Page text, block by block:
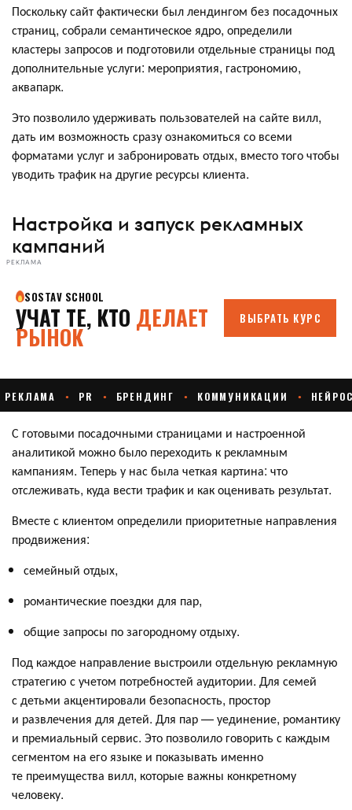
Поскольку сайт фактически был лендингом без посадочных
страниц, собрали семантическое ядро, определили
кластеры запросов и подготовили отдельные страницы под
дополнительные услуги: мероприятия, гастрономию,
аквапарк.
Это позволило удерживать пользователей на сайте вилл,
дать им возможность сразу ознакомиться со всеми
форматами услуг и забронировать отдых, вместо того чтобы
уводить трафик на другие ресурсы клиента.
Настройка и запуск рекламных
кампаний
РЕКЛАМА
С готовыми посадочными страницами и настроенной
аналитикой можно было переходить к рекламным
кампаниям. Теперь у нас была четкая картина: что
отслеживать, куда вести трафик и как оценивать результат.
Вместе с клиентом определили приоритетные направления
продвижения:
семейный отдых,
романтические поездки для пар,
общие запросы по загородному отдыху.
Под каждое направление выстроили отдельную рекламную
стратегию с учетом потребностей аудитории. Для семей
с детьми акцентировали безопасность, простор
и развлечения для детей. Для пар — уединение, романтику
и премиальный сервис. Это позволило говорить с каждым
сегментом на его языке и показывать именно
те преимущества вилл, которые важны конкретному
человеку.